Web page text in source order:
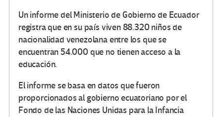
Un informe del Ministerio de Gobierno de Ecuador
registra que en su país viven 88.320 niños de
nacionalidad venezolana entre los que se
encuentran 54.000 que no tienen acceso a la
educación.
El informe se basa en datos que fueron
proporcionados al gobierno ecuatoriano por el
Fondo de las Naciones Unidas para la Infancia